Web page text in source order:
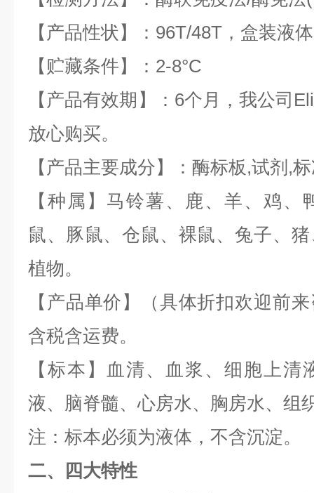
【产品性状】： 96T/48T ，盒装液体
【贮藏条件】： 2-8°C
【产品有效期】：6个月，我公司
放心购买。
【产品主要成分】：酶标板,试剂 ,
【种属】马铃薯、鹿、羊、鸡
鼠、豚鼠、仓鼠、裸鼠、兔子、
植物。
【产品单价】（具体折扣欢迎前
含税含运费。
【标本】血清、血浆、细胞上
液、脑脊髓、心房水、胸房水、组
注：标本必须为液体，不含沉淀。
二、四大特性